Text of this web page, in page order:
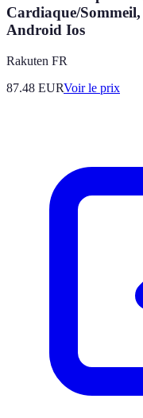
Cardiaque/
Android Ios
Rakuten FR
87.48 EURVoir le prix